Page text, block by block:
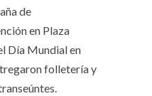
de
en Plaza
Día Mundial en
folletería y